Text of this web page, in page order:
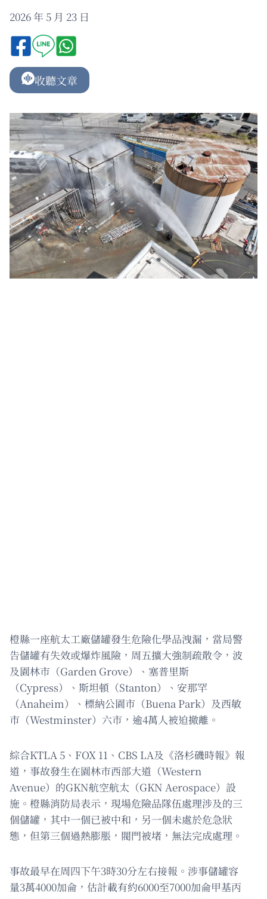
2026 年 5 月 23 日
收聽文章
橙縣一座航太工廠儲罐發生危險化學品洩漏，當局警
告儲罐有失效或爆炸風險，周五擴大強制疏散令，波
及園林市（Garden Grove）、塞普里斯
（Cypress）、斯坦頓（Stanton）、安那罕
（Anaheim）、標納公園市（Buena Park）及西敏
市（Westminster）六市，逾4萬人被迫撤離。
綜合KTLA 5、FOX 11、CBS LA及《洛杉磯時報》報
道，事故發生在園林市西部大道（Western
Avenue）的GKN航空航太（GKN Aerospace）設
施。橙縣消防局表示，現場危險品隊伍處理涉及的三
個儲罐，其中一個已被中和，另一個未處於危急狀
態，但第三個過熱膨脹，閥門被堵，無法完成處理。
事故最早在周四下午3時30分左右接報。涉事儲罐容
量3萬4000加侖，估計載有約6000至7000加侖甲基丙